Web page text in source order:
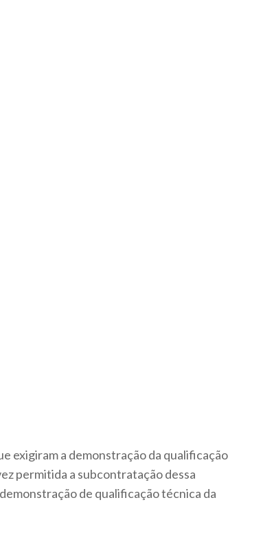
exigiram a demonstração da qualificação
permitida a subcontratação dessa
de qualificação técnica da